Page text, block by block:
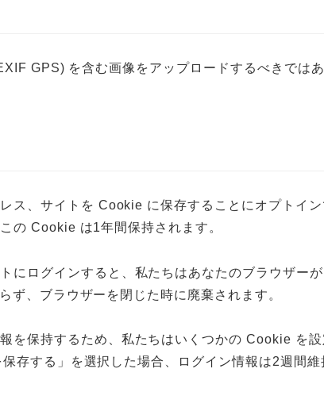
GPS) を含む画像をアップロードするべきでは
ス、サイトを Cookie に保存することにオプトイ
の Cookie は1年間保持されます。
にログインすると、私たちはあなたのブラウザ
、ブラウザーを閉じた時に廃棄されます。
を保持するため、私たちはいくつかの Cookie を
存する」を選択した場合、ログイン情報は2週間